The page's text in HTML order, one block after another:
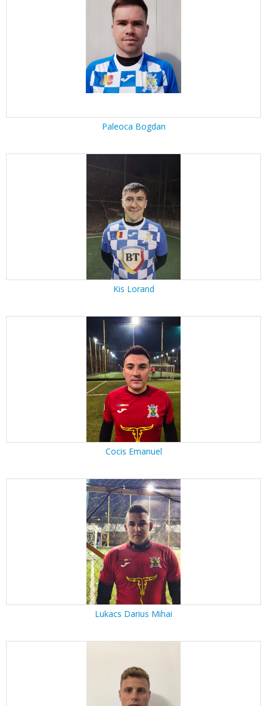
Paleoca Bogdan
Kis Lorand
Cocis Emanuel
Lukacs Darius Mihai